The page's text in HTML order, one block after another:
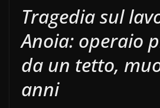
Tragedia sul
Anoia: operaio
da un tetto,
anni